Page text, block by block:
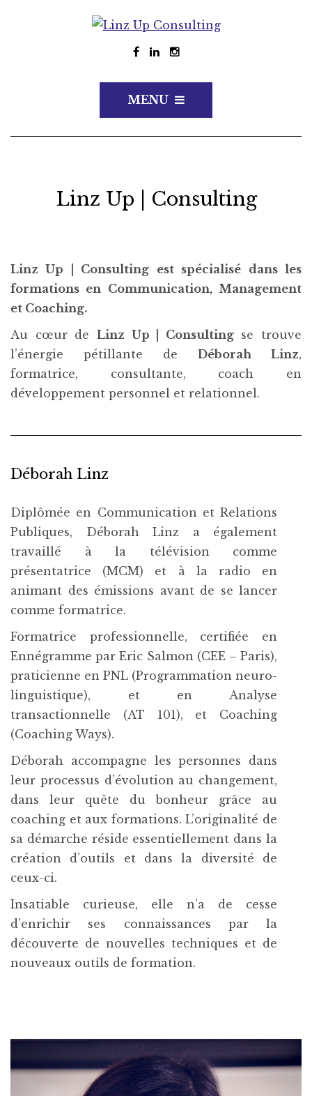
MENU
Linz Up | Consulting
Linz Up | Consulting est spécialisé dans les
formations en Communication, Management
et Coaching.
Au cœur de Linz Up | Consultingse trouve
l’énergie pétillante de Déborah Linz,
formatrice, consultante, coach en
développement personnel et relationnel.
Déborah Linz
Diplômée en Communication et Relations
Publiques, Déborah Linz a également
travaillé à la télévision comme
présentatrice (MCM) et à la radio en
animant des émissions avant de se lancer
comme formatrice.
Formatrice professionnelle, certifiée en
Ennégramme par Eric Salmon (CEE – Paris),
praticienne en PNL (Programmation neuro-
linguistique), et en Analyse
transactionnelle (AT 101), et Coaching
(Coaching Ways).
Déborah accompagne les personnes dans
leur processus d’évolution au changement,
dans leur quête du bonheur grâce au
coaching et aux formations. L’originalité de
sa démarche réside essentiellement dans la
création d’outils et dans la diversité de
ceux-ci.
Insatiable curieuse, elle n’a de cesse
d’enrichir ses connaissances par la
découverte de nouvelles techniques et de
nouveaux outils de formation.